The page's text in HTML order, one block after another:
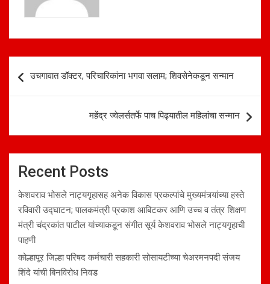
navigation
उचगावात डॉक्टर, परिचारिकांना भगवा सलाम; शिवसेनेकडून सन्मान
महेंद्र ज्वेलर्सतर्फे पाच पिढ्यातील महिलांचा सन्मान
Recent Posts
केशवराव भोसले नाट्यगृहासह अनेक विकास प्रकल्पांचे मुख्यमंत्र्यांच्या हस्ते
रविवारी उद्घाटन; पालकमंत्री प्रकाश आबिटकर आणि उच्च व तंत्र शिक्षण
मंत्री चंद्रकांत पाटील यांच्याकडून संगीत सूर्य केशवराव भोसले नाट्यगृहाची
पाहणी
कोल्हापूर जिल्हा परिषद कर्मचारी सहकारी सोसायटीच्या चेअरमनपदी संजय
शिंदे यांची बिनविरोध निवड